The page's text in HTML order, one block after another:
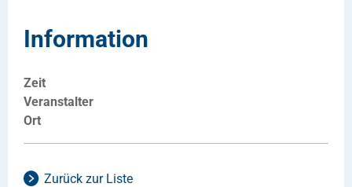
Information
Zeit
Veranstalter
Ort
Zurück zur Liste